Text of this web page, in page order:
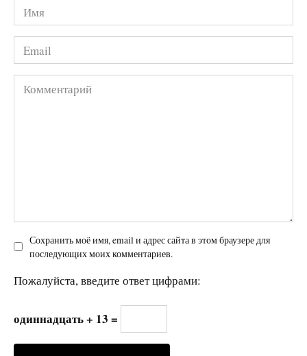
Имя
*
Email
*
Комментарий
Сохранить моё имя, email и адрес сайта в этом браузере для
последующих моих комментариев.
Пожалуйста, введите ответ цифрами:
одиннадцать + 13 =